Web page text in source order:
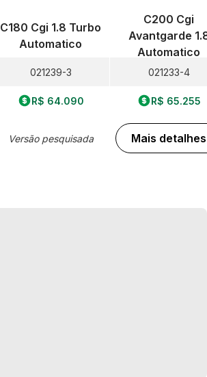
C180 Cgi 1.8 Turbo
Automatico
021239-3
R$ 64.090
Versão pesquisada
C200 Cgi
Avantgarde
Automatico
021233-4
R$ 65.255
Mais detalhes